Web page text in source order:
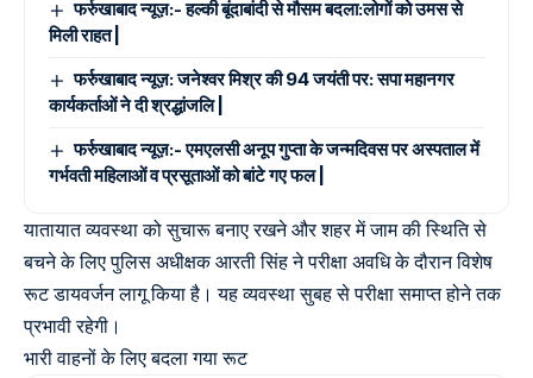
फर्रुखाबाद न्यूज़:- हल्की बूंदाबांदी से मौसम बदला:लोगों को उमस से
मिली राहत |
फर्रुखाबाद न्यूज़: जनेश्वर मिश्र की 94 जयंती पर: सपा महानगर
कार्यकर्ताओं ने दी श्रद्धांजलि |
फर्रुखाबाद न्यूज़:- एमएलसी अनूप गुप्ता के जन्मदिवस पर अस्पताल में
गर्भवती महिलाओं व प्रसूताओं को बांटे गए फल |
यातायात व्यवस्था को सुचारू बनाए रखने और शहर में जाम की स्थिति से
बचने के लिए पुलिस अधीक्षक आरती सिंह ने परीक्षा अवधि के दौरान विशेष
रूट डायवर्जन लागू किया है। यह व्यवस्था सुबह से परीक्षा समाप्त होने तक
प्रभावी रहेगी।
भारी वाहनों के लिए बदला गया रूट